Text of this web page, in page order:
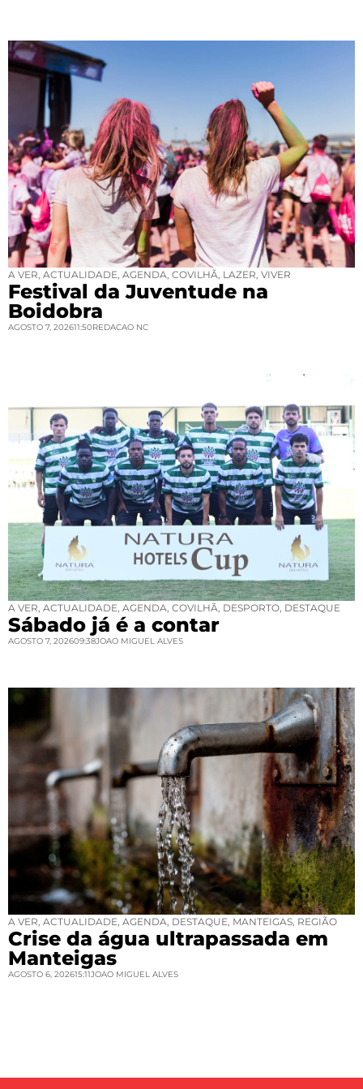
A VER ACTUALIDADE AGENDA COVILHÃ LAZER VIVER
Festival da Juventude na
Boidobra
AGOSTO 7, 202611:50REDACAO NC
A VER ACTUALIDADE AGENDA COVILHÃ DESPORTO DESTAQUE
Sábado já é a contar
AGOSTO 7, 202609:38JOAO MIGUEL ALVES
A VER ACTUALIDADE AGENDA DESTAQUE MANTEIGAS REGIÃO
Crise da água ultrapassada em
Manteigas
AGOSTO 6, 202615:11JOAO MIGUEL ALVES